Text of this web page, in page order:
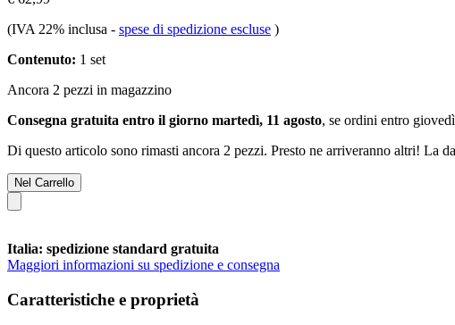
(IVA 22% inclusa - spese di spedizione escluse )
Contenuto: 1 set
Ancora 2 pezzi in magazzino
Consegna gratuita entro il giorno martedì, 11 agosto, se ordini entro
Di questo articolo sono rimasti ancora 2 pezzi. Presto ne arriveranno altri! La
Nel Carrello
Italia: spedizione standard gratuita
Maggiori informazioni su spedizione e consegna
Caratteristiche e proprietà